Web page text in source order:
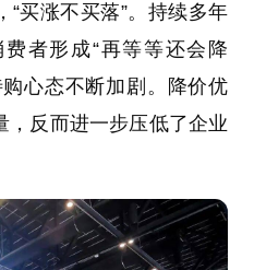
“买涨不买落”。持续多年
者形成“再等等还会降
心态不断加剧。降价优
，反而进一步压低了企业